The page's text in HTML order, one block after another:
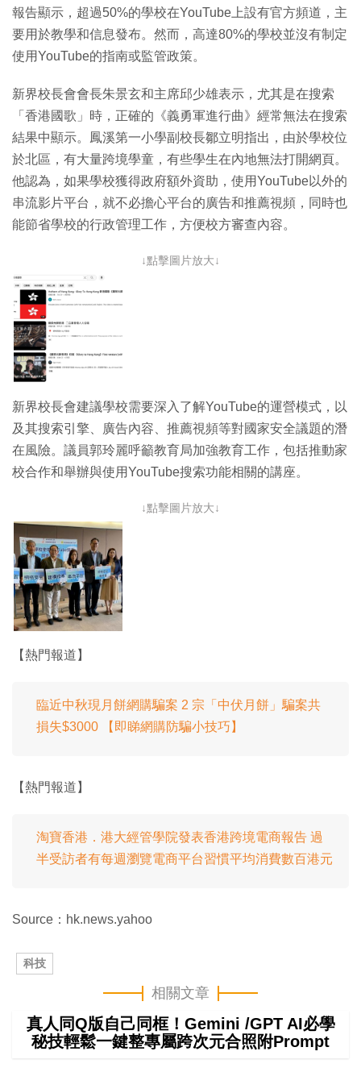
報告顯示，超過50%的學校在YouTube上設有官方頻道，主
要用於教學和信息發布。然而，高達80%的學校並沒有制定
使用YouTube的指南或監管政策。
新界校長會會長朱景玄和主席邱少雄表示，尤其是在搜索
「香港國歌」時，正確的《義勇軍進行曲》經常無法在搜索
結果中顯示。鳳溪第一小學副校長鄒立明指出，由於學校位
於北區，有大量跨境學童，有些學生在內地無法打開網頁。
他認為，如果學校獲得政府額外資助，使用YouTube以外的
串流影片平台，就不必擔心平台的廣告和推薦視頻，同時也
能節省學校的行政管理工作，方便校方審查內容。
↓點擊圖片放大↓
新界校長會建議學校需要深入了解YouTube的運營模式，以
及其搜索引擎、廣告內容、推薦視頻等對國家安全議題的潛
在風險。議員郭玲麗呼籲教育局加強教育工作，包括推動家
校合作和舉辦與使用YouTube搜索功能相關的講座。
↓點擊圖片放大↓
【熱門報道】
臨近中秋現月餅網購騙案 2 宗「中伏月餅」騙案共
損失$3000 【即睇網購防騙小技巧】
【熱門報道】
淘寶香港．港大經管學院發表香港跨境電商報告 過
半受訪者有每週瀏覽電商平台習慣平均消費數百港元
Source：hk.news.yahoo
科技
相關文章
真人同Q版自己同框！Gemini /GPT AI必學
秘技輕鬆一鍵整專屬跨次元合照附Prompt